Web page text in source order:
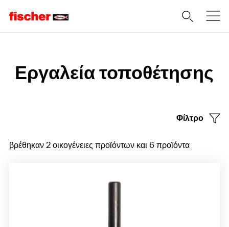
Εργαλεία τοποθέτησης
Φίλτρο
βρέθηκαν 2 οικογένειες προϊόντων και 6 προϊόντα